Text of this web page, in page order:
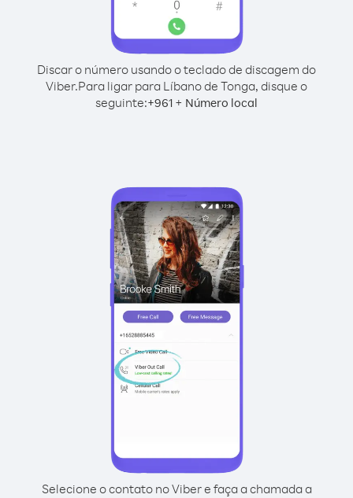
Discar o número usando o teclado de discagem do
Viber.Para ligar para Líbano de Tonga, disque o
seguinte:+961 + Número local
Selecione o contato no Viber e faça a chamada a